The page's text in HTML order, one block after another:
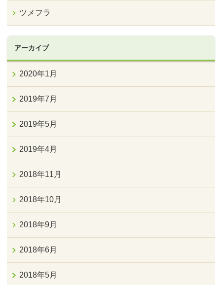
ツメフラ
アーカイブ
2020年1月
2019年7月
2019年5月
2019年4月
2018年11月
2018年10月
2018年9月
2018年6月
2018年5月